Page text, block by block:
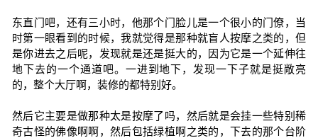
东直门吧，还有三小时，他那个门脸儿是一个很小的门僚，当
时第一眼看到的时候，我就觉得是那种就盲人按摩之类的，但
是你进去之后呢，发现就是还是挺大的，因为它是一个延伸往
地下去的一个通道吧。一进到地下，发现一下子就是挺敞亮
的，整个大厅啊，装修的都特别好。
然后它主要是做那种太是按摩了吗，然后就是会挂一些特别稀
奇古怪的佛像啊啊，然后包括绿植啊之类的，下去的那个台阶